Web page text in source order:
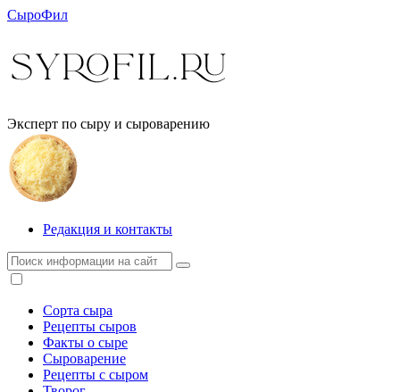
СыроФил
Эксперт по сыру и сыроварению
Редакция и контакты
Сорта сыра
Рецепты сыров
Факты о сыре
Сыроварение
Рецепты с сыром